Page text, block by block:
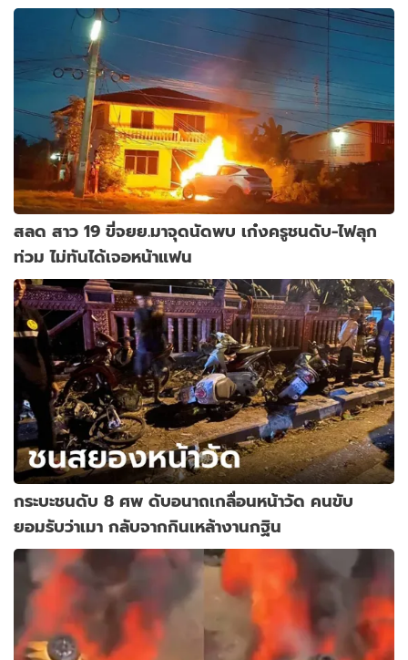
สลด สาว 19 ขี่จยย.มาจุดนัดพบ เก๋งครูชนดับ-ไฟลุก
ท่วม ไม่ทันได้เจอหน้าแฟน
กระบะชนดับ 8 ศพ ดับอนาถเกลื่อนหน้าวัด คนขับ
ยอมรับว่าเมา กลับจากกินเหล้างานกฐิน